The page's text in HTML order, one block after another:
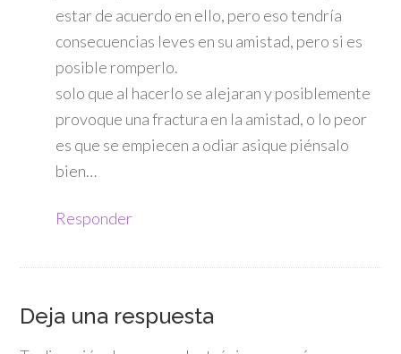
estar de acuerdo en ello, pero eso tendría
consecuencias leves en su amistad, pero si es
posible romperlo.
solo que al hacerlo se alejaran y posiblemente
provoque una fractura en la amistad, o lo peor
es que se empiecen a odiar asique piénsalo
bien…
Responder
Deja una respuesta